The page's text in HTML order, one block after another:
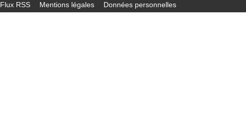
Flux RSS Mentions légales Données personnelles